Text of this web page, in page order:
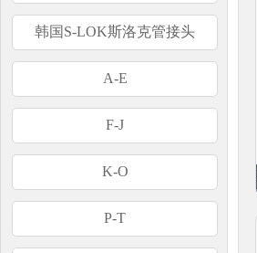
韩国S-LOK斯洛克管接头
A-E
F-J
K-O
P-T